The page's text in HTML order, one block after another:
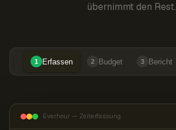
übernimmt den Rest.
1 Erfassen 2 Budget 3 Bericht
Everhour — Zeiterfassung